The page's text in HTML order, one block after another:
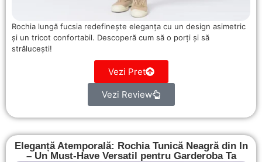
Rochia lungă fucsia redefinește eleganța cu un design asimetric
și un tricot confortabil. Descoperă cum să o porți și să
strălucești!
Vezi Pret
Vezi Review
Eleganță Atemporală: Rochia Tunică Neagră din In
– Un Must-Have Versatil pentru Garderoba Ta